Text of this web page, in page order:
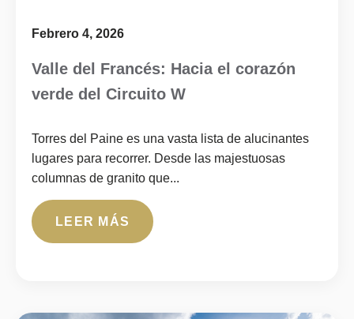
Febrero 4, 2026
Valle del Francés: Hacia el corazón
verde del Circuito W
Torres del Paine es una vasta lista de alucinantes
lugares para recorrer. Desde las majestuosas
columnas de granito que...
LEER MÁS